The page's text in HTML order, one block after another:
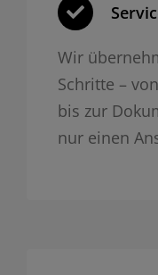
Wir
Schritte –
bis zur
nur einen